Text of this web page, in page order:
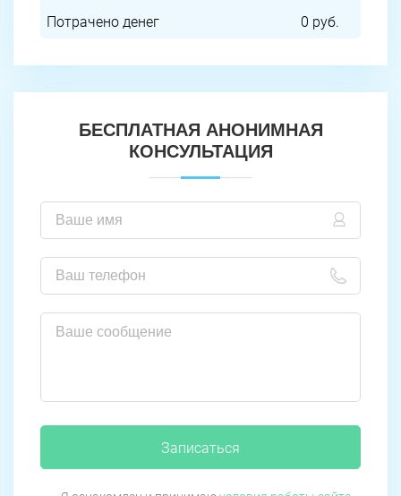
Потрачено денег
0 руб.
БЕСПЛАТНАЯ АНОНИМНАЯ
КОНСУЛЬТАЦИЯ
Записаться